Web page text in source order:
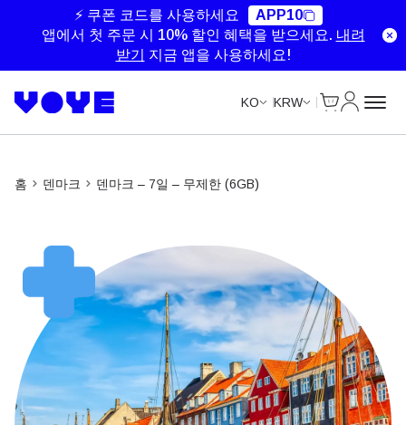
⚡ 쿠폰 코드를 사용하세요
APP10
앱에서 첫 주문 시 10% 할인 혜택을 받으세요. 내려
받기
지금 앱을 사용하세요!
KO KRW
홈 덴마크 덴마크 – 7일 – 무제한 (6GB)
Unlimited Data
Unlimited Data
Unlimited Data
Unlimited Data